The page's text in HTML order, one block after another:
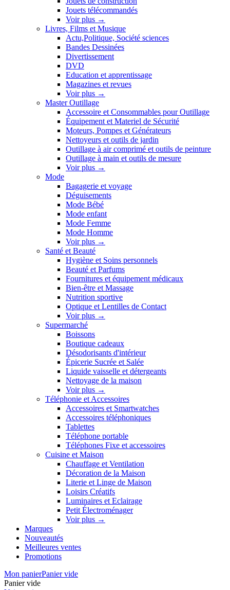
Jouets télécommandés
Voir plus →
Livres, Films et Musique
Actu,Politique, Société sciences
Bandes Dessinées
Divertissement
DVD
Education et apprentissage
Magazines et revues
Voir plus →
Master Outillage
Accessoire et Consommables pour Outillage
Équipement et Materiel de Sécurité
Moteurs, Pompes et Générateurs
Nettoyeurs et outils de jardin
Outillage à air comprimé et outils de peinture
Outillage à main et outils de mesure
Voir plus →
Mode
Bagagerie et voyage
Déguisements
Mode Bébé
Mode enfant
Mode Femme
Mode Homme
Voir plus →
Santé et Beauté
Hygiène et Soins personnels
Beauté et Parfums
Fournitures et équipement médicaux
Bien-être et Massage
Nutrition sportive
Optique et Lentilles de Contact
Voir plus →
Supermarché
Boissons
Boutique cadeaux
Désodorisants d'intérieur
Épicerie Sucrée et Salée
Liquide vaisselle et détergeants
Nettoyage de la maison
Voir plus →
Téléphonie et Accessoires
Accessoires et Smartwatches
Accessoires téléphoniques
Tablettes
Téléphone portable
Téléphones Fixe et accessoires
Cuisine et Maison
Chauffage et Ventilation
Décoration de la Maison
Literie et Linge de Maison
Loisirs Créatifs
Luminaires et Eclairage
Petit Électroménager
Voir plus →
Marques
Nouveautés
Meilleures ventes
Promotions
Mon panierPanier vide
Panier vide